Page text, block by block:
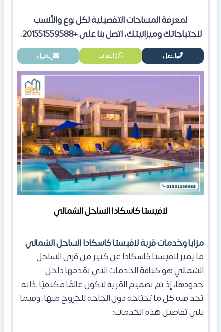
لمعرفة المساحات التفصيلية لكل نوع والأنسب
لاحتياجاتك وميزانيتك، اتصل بنا على +201551559588.
اتصل واتساب إيميل
لافيستا كاسكادا الساحل الشمالي
مزايا وخدمات قرية لافيستا كاسكادا الساحل الشمالي
ما يميز لافيستا كاسكادا عن كثير من قرى الساحل
الشمالي هو كثافة الخدمات التي تقدمها داخل
حدودها، إذ تم تصميم القرية لتكون عالمًا مكتفيًا بذاته
تجد فيه كل ما تحتاجه دون الحاجة للخروج منها، وفيما
يلي تفاصيل هذه الخدمات: